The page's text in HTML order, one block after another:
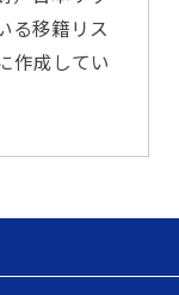
る移籍リス
作成してい